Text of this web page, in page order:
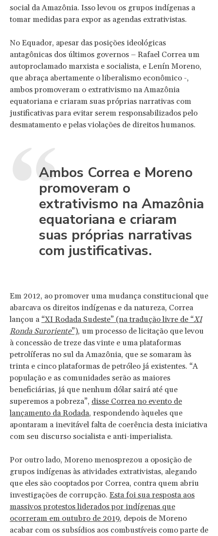
social da Amazônia. Isso levou os grupos indígenas a
tomar medidas para expor as agendas extrativistas.
No Equador, apesar das posições ideológicas
antagônicas dos últimos governos – Rafael Correa um
autoproclamado marxista e socialista, e Lenín Moreno,
que abraça abertamente o liberalismo econômico -,
ambos promoveram o extrativismo na Amazônia
equatoriana e criaram suas próprias narrativas com
justificativas para evitar serem responsabilizados pelo
desmatamento e pelas violações de direitos humanos.
Ambos Correa e Moreno
promoveram o
extrativismo na Amazônia
equatoriana e criaram
suas próprias narrativas
com justificativas.
Em 2012, ao promover uma mudança constitucional que
abarcava os direitos indígenas e da natureza, Correa
lançou a “XI Rodada Sudeste” (na tradução livre de “XI
Ronda Suroriente”), um processo de licitação que levou
à concessão de treze das vinte e uma plataformas
petrolíferas no sul da Amazônia, que se somaram às
trinta e cinco plataformas de petróleo já existentes. “A
população e as comunidades serão as maiores
beneficiárias, já que nenhum dólar sairá até que
superemos a pobreza”, disse Correa no evento de
lançamento da Rodada, respondendo àqueles que
apontaram a inevitável falta de coerência desta iniciativa
com seu discurso socialista e anti-imperialista.
Por outro lado, Moreno menosprezou a oposição de
grupos indígenas às atividades extrativistas, alegando
que eles são cooptados por Correa, contra quem abriu
investigações de corrupção. Esta foi sua resposta aos
massivos protestos liderados por indígenas que
ocorreram em outubro de 2019, depois de Moreno
acabar com os subsídios aos combustíveis como parte de